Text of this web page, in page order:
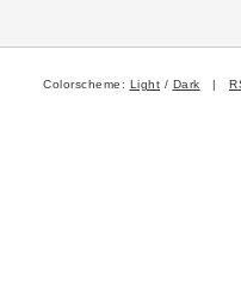
Colorscheme: Light / Dark |